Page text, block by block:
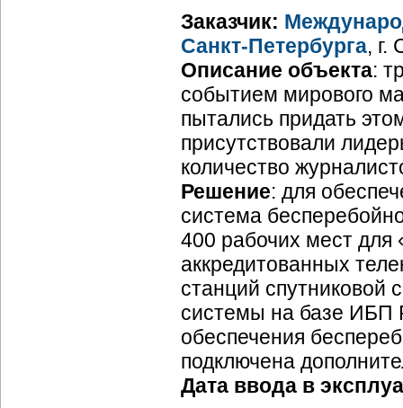
Заказчик:
Санкт-Петербурга, г.
Описание объекта:
событием мирового
пытались придать
присутствовали
количество
Решение: для
система
400 рабочих мест
аккредитованных
станций спутниковой
системы на базе ИБП
обеспечения
подключена
Дата ввода в